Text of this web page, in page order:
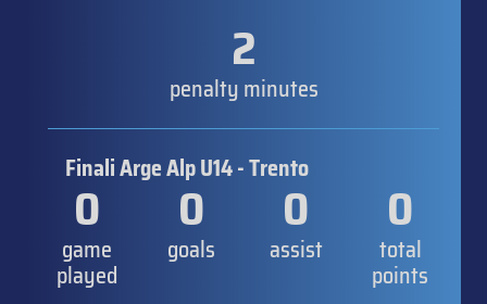
2
penalty minutes
Finali Arge Alp U14 - Trento
0
game
played
0
goals
0
assist
0
total
points